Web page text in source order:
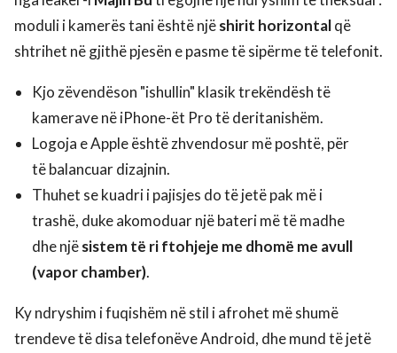
moduli i kamerës tani është njëshirit horizontalqë
shtrihet në gjithë pjesën e pasme të sipërme të telefonit.
Kjo zëvendëson "ishullin" klasik trekëndësh të
kamerave në iPhone-ët Pro të deritanishëm.
Logoja e Apple është zhvendosur më poshtë, për
të balancuar dizajnin.
Thuhet se kuadri i pajisjes do të jetë pak më i
trashë, duke akomoduar një bateri më të madhe
dhe njësistem të ri ftohjeje me dhomë me avull
(vapor chamber).
Ky ndryshim i fuqishëm në stil i afrohet më shumë
trendeve të disa telefonëve Android, dhe mund të jetë